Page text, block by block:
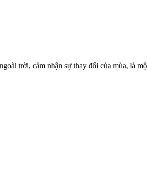
trời, cảm nhận sự thay đổi của mùa, là